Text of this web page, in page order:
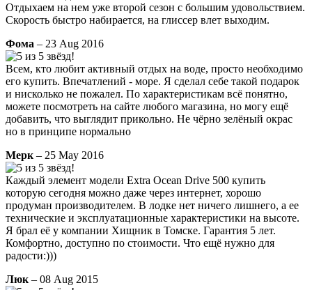
Отдыхаем на нем уже второй сезон с большим удовольствием.
Скорость быстро набирается, на глиссер влет выходим.
Фома – 23 Aug 2016
Всем, кто любит активный отдых на воде, просто необходимо
его купить. Впечатлений - море. Я сделал себе такой подарок
и нисколько не пожалел. По характеристикам всё понятно,
можете посмотреть на сайте любого магазина, но могу ещё
добавить, что выглядит прикольно. Не чёрно зелёный окрас
но в принципе нормально
Мерк – 25 May 2016
Каждый элемент модели Extra Ocean Drive 500 купить
которую сегодня можно даже через интернет, хорошо
продуман производителем. В лодке нет ничего лишнего, а ее
технические и эксплуатационные характеристики на высоте.
Я брал её у компании Хищник в Томске. Гарантия 5 лет.
Комфортно, доступно по стоимости. Что ещё нужно для
радости:)))
Люк – 08 Aug 2015